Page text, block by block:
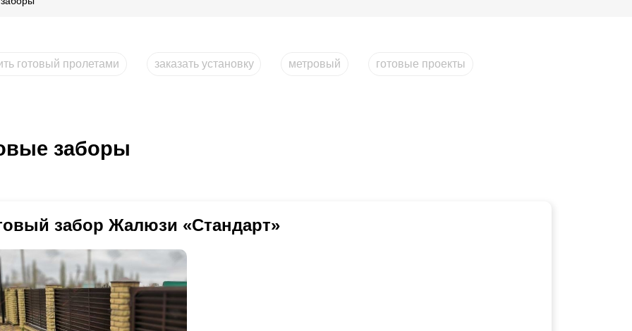
готовый пролетами заказать установку метровый готовые проекты
заборы
забор Жалюзи «Стандарт»